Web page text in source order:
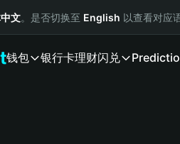
文。是否切换至 English 以查看对应
钱包 银行卡理财闪兑